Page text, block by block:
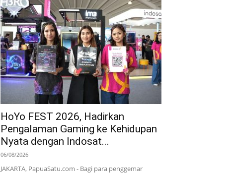
HoYo FEST 2026, Hadirkan
Pengalaman Gaming ke Kehidupan
Nyata dengan Indosat...
06/08/2026
JAKARTA, PapuaSatu.com - Bagi para penggemar